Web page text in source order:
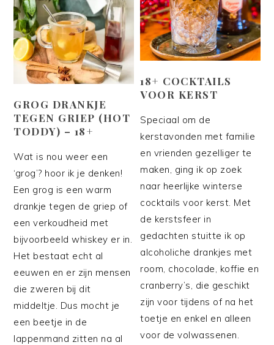
GROG DRANKJE
TEGEN GRIEP (HOT
TODDY) – 18+
Wat is nou weer een
‘grog’? hoor ik je denken!
Een grog is een warm
drankje tegen de griep of
een verkoudheid met
bijvoorbeeld whiskey er in.
Het bestaat echt al
eeuwen en er zijn mensen
die zweren bij dit
middeltje. Dus mocht je
een beetje in de
lappenmand zitten na al
18+ COCKTAILS
VOOR KERST
Speciaal om de
kerstavonden met familie
en vrienden gezelliger te
maken, ging ik op zoek
naar heerlijke winterse
cocktails voor kerst. Met
de kerstsfeer in
gedachten stuitte ik op
alcoholiche drankjes met
room, chocolade, koffie en
cranberry’s, die geschikt
zijn voor tijdens of na het
toetje en enkel en alleen
voor de volwassenen.